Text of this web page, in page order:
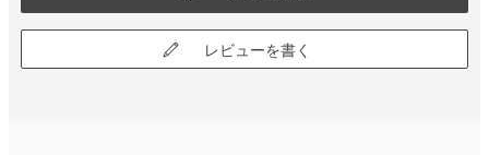
レビューを書く